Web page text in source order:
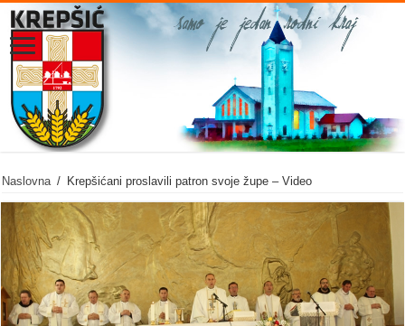
Naslovna / Krepšićani proslavili patron svoje župe – Video